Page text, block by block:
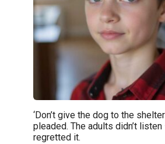
‘Don’t give the dog to the
pleaded. The adults didn’t
regretted it.